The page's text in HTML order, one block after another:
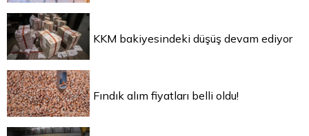
KKM bakiyesindeki düşüş devam ediyor
Fındık alım fiyatları belli oldu!